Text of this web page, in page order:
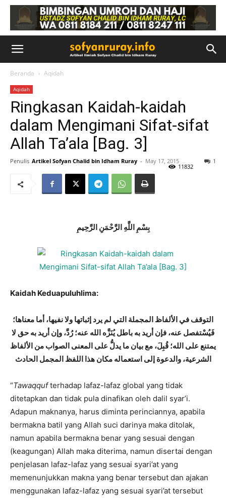
Beranda Aqidah
Aqidah
Ringkasan Kaidah-kaidah
dalam Mengimani Sifat-sifat
Allah Ta’ala [Bag. 3]
Penulis Artikel Sofyan Chalid bin Idham Ruray - May 17, 2015 1
11832
بِسْمِ اللَّهِ الرَّحْمَنِ الرَّحِيمِ
Kaidah Keduapuluhlima:
التوقف في الألفاظ المجملة التي لم يرد إثباتها ولا نفيها، أما معناها؛
فَيُسْتفصل عنه، فإن أريد به باطل يُنَزَّه الله عنه؛ رُدَّ، وإن أريد به حق لا
يمتنع على الله؛ قُبِلَ، مع بيان ما يدلُّ على المعنى الصواب من الألفاظ
الشرعية،والدعوة إلى استعماله مكان هذا اللفظ المجمل الحادث
“Tawaqqufterhadap lafaz-lafaz global yang tidak
ditetapkan dan tidak pula dinafikan oleh dalil syar’i.
Adapun maknanya, harus diminta perinciannya, apabila
bermakna batil yang Allah suci darinya maka ditolak,
namun apabila bermakna benar yang sesuai dengan
(keagungan) Allah maka diterima, namun disertai dengan
penjelasan lafaz-lafaz yang sesuai syari’at yang
memenunjukkan makna yang benar tersebut dan ajakan
menggunakan lafaz-lafaz yang sesuai syari’at tersebut